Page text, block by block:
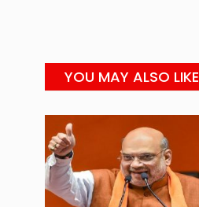
YOU MAY ALSO LIKE